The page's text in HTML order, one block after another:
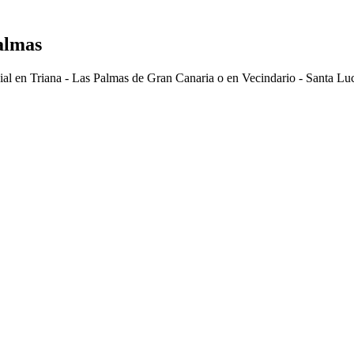
en Triana - Las Palmas de Gran Canaria o en Vecindario - Santa